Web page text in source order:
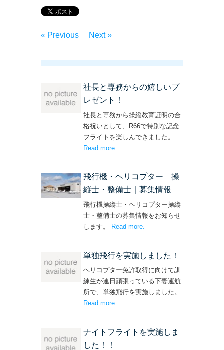
« Previous Next »
社長と専務からの嬉しいプ
レゼント！
社長と専務から操縦教育証明の合
格祝いとして、R66で特別な記念
フライトを楽しんできました。
Read more
飛行機・ヘリコプター 操
縦士・整備士｜募集情報
飛行機操縦士・ヘリコプター操縦
士・整備士の募集情報をお知らせ
します。
Read more
単独飛行を実施しました！
ヘリコプター免許取得に向けて訓
練生が連日頑張っている下妻運航
所で、単独飛行を実施しました。
Read more– ‘単独飛行を実施しました！’
.
ナイトフライトを実施しま
した！！